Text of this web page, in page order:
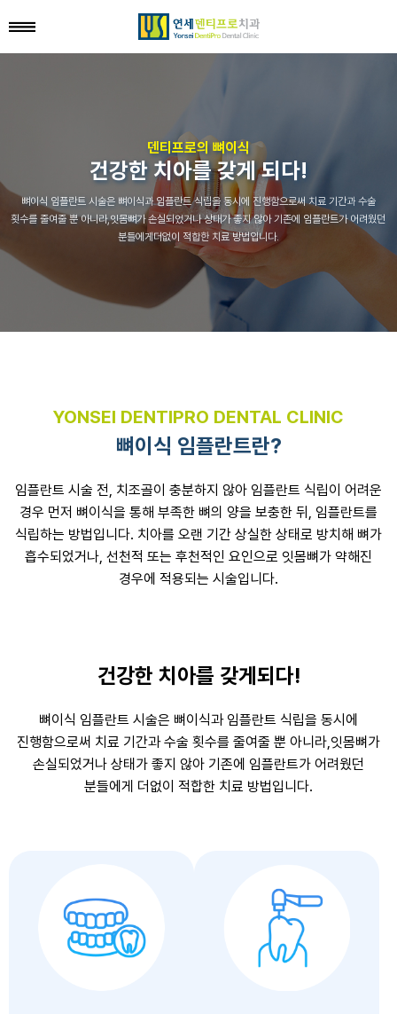
덴티프로의 뼈이식
건강한 치아를 갖게 되다!
뼈이식 임플란트 시술은 뼈이식과 임플란트 식립을 동시에 진행함으로써치료 기간과 수술
횟수를 줄여줄 뿐 아니라,잇몸뼈가 손실되었거나 상태가 좋지 않아기존에 임플란트가 어려웠던
분들에게더없이 적합한 치료 방법입니다.
YONSEI DENTIPRO DENTAL CLINIC
뼈이식 임플란트란?
임플란트 시술 전, 치조골이 충분하지 않아 임플란트 식립이 어려운
경우 먼저 뼈이식을 통해 부족한 뼈의 양을 보충한 뒤, 임플란트를
식립하는 방법입니다. 치아를 오랜 기간 상실한 상태로 방치해 뼈가
흡수되었거나, 선천적 또는 후천적인 요인으로 잇몸뼈가 약해진
경우에 적용되는 시술입니다.
건강한 치아를 갖게되다!
뼈이식 임플란트 시술은 뼈이식과 임플란트 식립을 동시에
진행함으로써 치료 기간과 수술 횟수를 줄여줄 뿐 아니라,잇몸뼈가
손실되었거나 상태가 좋지 않아 기존에 임플란트가 어려웠던
분들에게 더없이 적합한 치료 방법입니다.